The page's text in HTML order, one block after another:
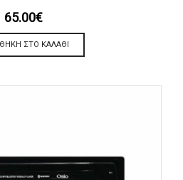
65.00€
ΣΤΟ ΚΑΛΆΘΙ